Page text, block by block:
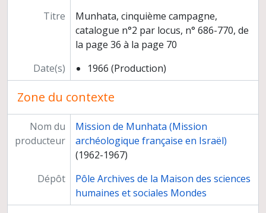
Titre et travaux
Titre
Munhata, cinquième campagne,
catalogue n°2 par locus, n° 686-770, de
la page 36 à la page 70
Date(s)
1966 (Production)
Zone du contexte
Nom du
producteur
Mission de Munhata (Mission
archéologique française en Israël)
(1962-1967)
Dépôt
Pôle Archives de la Maison des sciences
humaines et sociales Mondes